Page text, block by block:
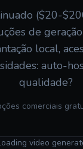
($20-
de
local,
auto-
qualidade?
comerciais
video